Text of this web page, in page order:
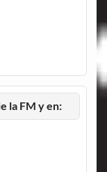
la FM y en: